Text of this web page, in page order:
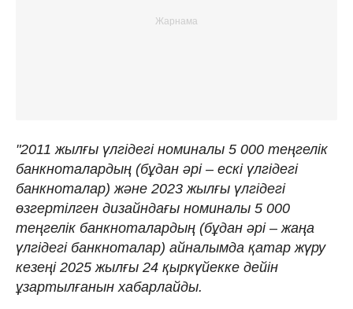
"2011 жылғы үлгідегі номиналы 5 000 теңгелік
банкноталардың (бұдан әрі – ескі үлгідегі
банкноталар) және 2023 жылғы үлгідегі
өзгертілген дизайндағы номиналы 5 000
теңгелік банкноталардың (бұдан әрі – жаңа
үлгідегі банкноталар) айналымда қатар жүру
кезеңі 2025 жылғы 24 қыркүйекке дейін
ұзартылғанын хабарлайды.